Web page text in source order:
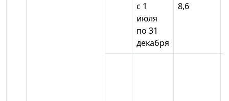
с 1
июля
по 31
декабря
8,6